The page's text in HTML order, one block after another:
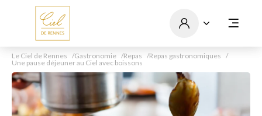
Le Ciel de Rennes Gastronomie Repas
Repas gastronomiques
Une pause déjeuner au Ciel avec boissons